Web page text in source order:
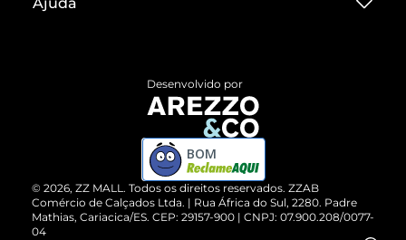
Termos de Uso
ZZ MALL é confiável
Cartão Presente
Vendas Corporativas
Ajuda
Devolução do Produto
Compre pelo WhatsApp
© 2026, ZZ MALL. Todos os direitos reservados. ZZAB
Comércio de Calçados Ltda. | Rua África do Sul, 2280. Padre
Mathias, Cariacica/ES. CEP: 29157-900 | CNPJ: 07.900.208/0077-
04
Desenvolvido por
BOM